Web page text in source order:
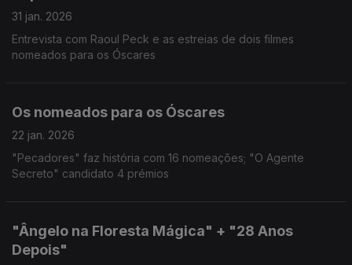
31 jan. 2026
Entrevista com Raoul Peck e as estreias de dois filmes
nomeados para os Óscares
Os nomeados para os Óscares
22 jan. 2026
"Pecadores" faz história com 16 nomeações; "O Agente
Secreto" candidato 4 prémios
"Ângelo na Floresta Mágica" + "28 Anos
Depois"